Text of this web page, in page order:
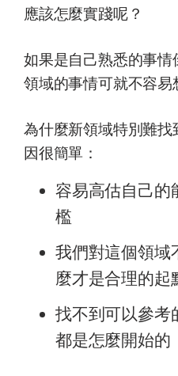
應該怎麼實踐呢？
如果是自己熟悉的事
領域的事情可就不容易
為什麼新領域特別難
因很簡單：
容易高估自己的
檻
我們對這個領域
麼才是合理的起
找不到可以參考
都是怎麼開始的